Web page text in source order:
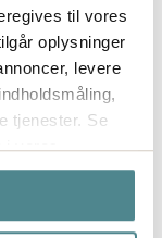
til vores
oplysninger
levere
tjenester. Se
i vores
samtykke
"Privacy